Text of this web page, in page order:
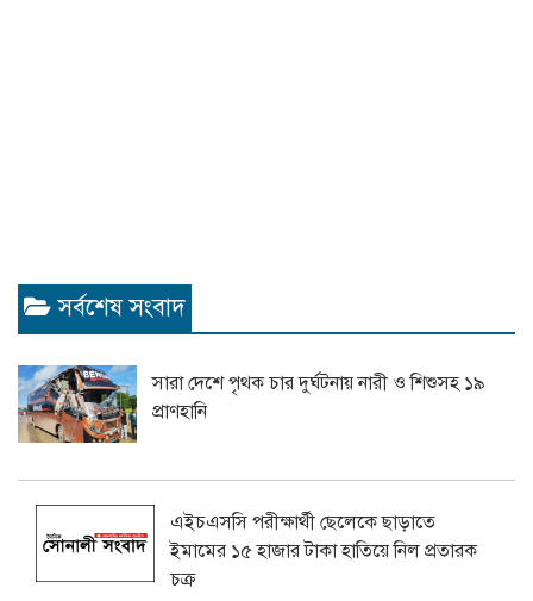
সর্বশেষ সংবাদ
সারা দেশে পৃথক চার দুর্ঘটনায় নারী ও শিশুসহ ১৯
প্রাণহানি
এইচএসসি পরীক্ষার্থী ছেলেকে ছাড়াতে
ইমামের ১৫ হাজার টাকা হাতিয়ে নিল প্রতারক
চক্র